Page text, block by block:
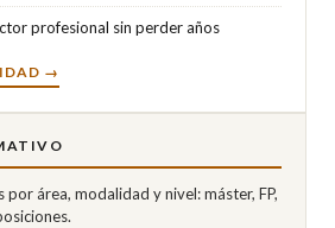
profesional sin perder años
→
por área, modalidad y nivel: máster, FP,